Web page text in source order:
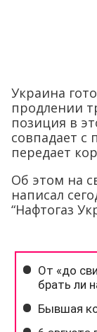
Украина
продлении
позиция в
совпадает с
передает
Об этом на
написал
“Нафтогаз